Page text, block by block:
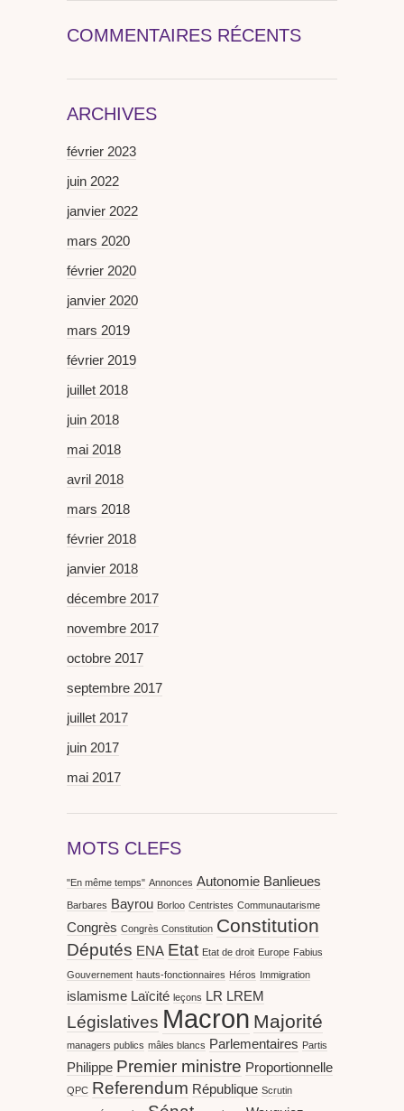
COMMENTAIRES RÉCENTS
ARCHIVES
février 2023
juin 2022
janvier 2022
mars 2020
février 2020
janvier 2020
mars 2019
février 2019
juillet 2018
juin 2018
mai 2018
avril 2018
mars 2018
février 2018
janvier 2018
décembre 2017
novembre 2017
octobre 2017
septembre 2017
juillet 2017
juin 2017
mai 2017
MOTS CLEFS
"En même temps" Annonces Autonomie Banlieues
Barbares Bayrou Borloo Centristes Communautarisme
Congrès Congrès Constitution Constitution
Députés ENA Etat Etat de droit Europe Fabius
Gouvernement hauts-fonctionnaires Héros Immigration
islamisme Laïcité leçons LR LREM
Législatives Macron Majorité
managers publics mâles blancs Parlementaires Partis
Philippe Premier ministre Proportionnelle
QPC Referendum République Scrutin